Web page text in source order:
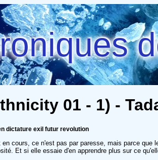
01 - 1) -
dictature exil futur revolution
cours, ce n'est pas par paresse, mais parce
Et si elle essaie d'en apprendre plus sur ce